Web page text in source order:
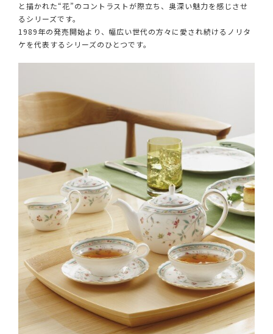
と描かれた“花”のコントラストが際立ち、奥深い魅力を感じさせ
るシリーズです。
1989年の発売開始より、幅広い世代の方々に愛され続けるノリタ
ケを代表するシリーズのひとつです。